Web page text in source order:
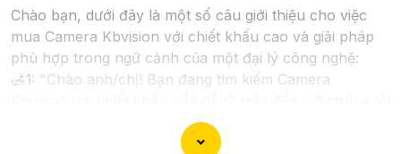
Chào bạn, dưới đây là một số câu giới thiệu cho việc
mua Camera Kbvision với chiết khấu cao và giải pháp
phù hợp trong ngữ cảnh của một đại lý công nghệ:
🛃1: "Chào anh/chị! Bạn đang tìm kiếm Camera
để nhận ưu đãi đặc biệt và được tư vấn về giải pháp
chính xác nhất cho nhu cầu an ninh của bạn!"